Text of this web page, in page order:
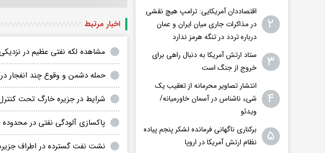
اخبار مرتبط
مشاهده لکه نفتی عظیم در
حمله دشمن و وقوع چند انفجار
شرایط در جزیره خارگ تحت
پاکسازی آلودگی نفتی در
نشت نفت گسترده در اطراف
۲
اقتصاددان آمریکایی: ترامپ هیچ نقشی
در مذاکرات جاری میان ایران و عمان
درباره تردد در تنگه هرمز ندارد
۳
ستاد ارتش آمریکا به دنبال راهی برای
خروج از جنگ است
۴
انتشار تصاویر محرمانه از تعقیب یک
شیء ناشناس در آسمان خاورمیانه/
ویدئو
۵
برکناری ناگهانی فرمانده لشکر پنجم پیاده‌
نظام ارتش آمریکا در اروپا